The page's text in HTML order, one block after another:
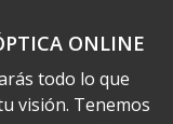
ONLINE
todo lo que
visión. Tenemos